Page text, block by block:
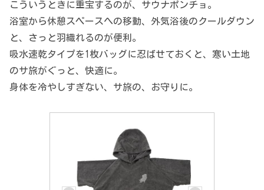
こういうときに重宝するのが、サウナポンチョ。
浴室から休憩スペースへの移動、外気浴後のクールダウン
と、さっと羽織れるのが便利。
吸水速乾タイプを1枚バッグに忍ばせておくと、寒い土地
のサ旅がぐっと、快適に。
身体を冷やしすぎない、サ旅の、お守りに。